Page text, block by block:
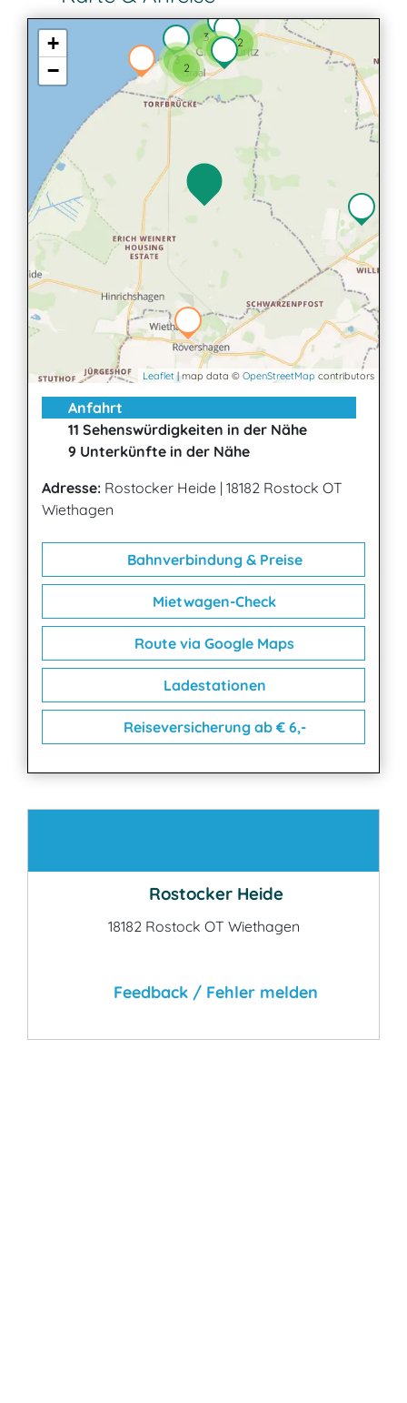
3
2
3 2
+
−
Leaflet| map data © OpenStreetMap contributors
Anfahrt
11 Sehenswürdigkeiten in der Nähe
9 Unterkünfte in der Nähe
Adresse: Rostocker Heide | 18182 Rostock OT
Wiethagen
Bahnverbindung & Preise
Mietwagen-Check
Route via Google Maps
Ladestationen
Reiseversicherung ab € 6,-
Rostocker Heide
18182 Rostock OT Wiethagen
Feedback / Fehler melden